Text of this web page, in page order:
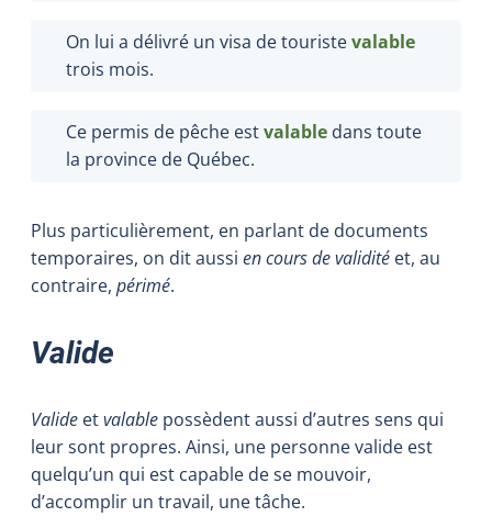
On lui a délivré un visa de touristevalable
trois mois.
Ce permis de pêche estvalable dans toute
la province de Québec.
Plus particulièrement, en parlant de documents
temporaires, on dit aussi en cours de validité et, au
contraire, périmé.
Valide
Valide etvalable possèdent aussi d’autres sens qui
leur sont propres. Ainsi, une personne valide est
quelqu’un qui est capable de se mouvoir,
d’accomplir un travail, une tâche.